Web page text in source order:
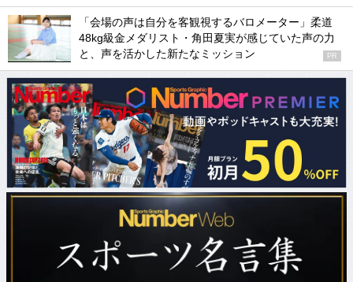
「会場の声は自分を客観視するバロメーター」柔道
48kg級金メダリスト・角田夏実が感じていた声の力
と、声を活かした新たなミッション
PR